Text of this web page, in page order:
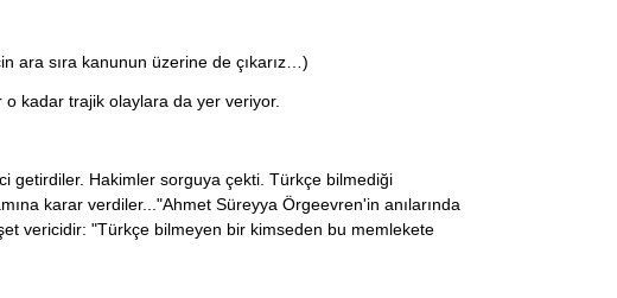
ara sıra kanunun üzerine de çıkarız…)
kadar trajik olaylara da yer veriyor.
getirdiler. Hakimler sorguya çekti. Türkçe bilmediği
karar verdiler..."Ahmet Süreyya Örgeevren'in anılarında
vericidir: "Türkçe bilmeyen bir kimseden bu memlekete